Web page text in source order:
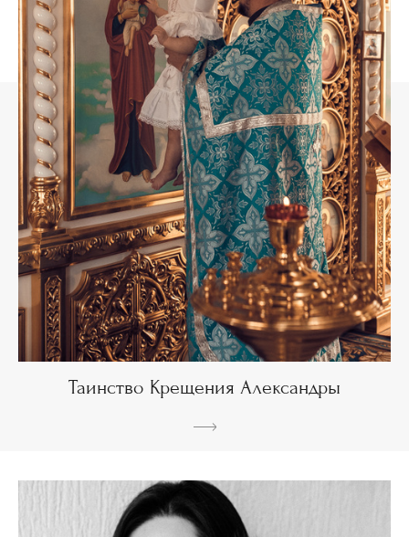
Таинство Крещения Александры